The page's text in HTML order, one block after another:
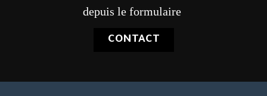
depuis le formulaire
CONTACT